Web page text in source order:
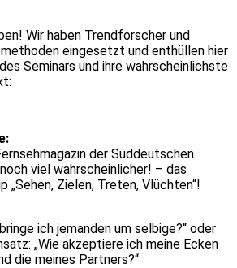
Wir haben Trendforscher und
eingesetzt und enthüllen hier
Seminars und ihre wahrscheinlichste
der Süddeutschen
viel wahrscheinlicher! – das
„Sehen, Zielen, Treten, Vlüchten“!
ich jemanden um selbige?“ oder
„Wie akzeptiere ich meine Ecken
die meines Partners?“